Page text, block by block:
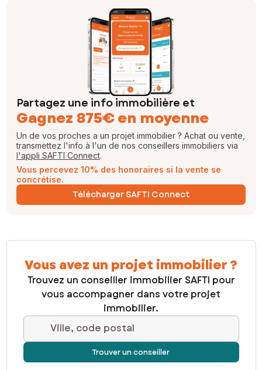
Partagez une info immobilière et
Gagnez 875€ en moyenne
Un de vos proches a un projet immobilier ? Achat ou vente,
transmettez l'info à l'un de nos conseillers immobiliers via
l'appli SAFTI Connect.
Vous percevez 10% des honoraires si la vente se
concrétise.
Télécharger SAFTI Connect
Vous avez un projet immobilier ?
Trouvez un conseiller immobilier SAFTI pour
vous accompagner dans votre projet
immobilier.
Ville, code postal
Trouver un conseiller